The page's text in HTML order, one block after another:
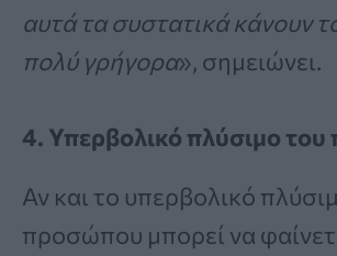
αυτά τα συστατικά κάνουν
πολύ γρήγορα», σημειώνει.
4. Υπερβολικό πλύσιμο
Αν και το υπερβολικό
προσώπου μπορεί να